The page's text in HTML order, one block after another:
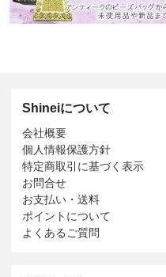
Shineiについて
会社概要
個人情報保護方針
特定商取引に基づく表示
お問合せ
お支払い・送料
ポイントについて
よくあるご質問